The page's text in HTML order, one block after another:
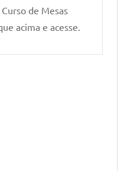
de Mesas
acima e acesse.